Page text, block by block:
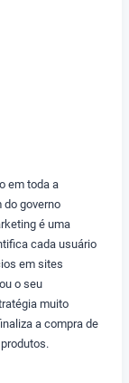
em toda a
do governo
é uma
cada usuário
em sites
o seu
muito
a compra de